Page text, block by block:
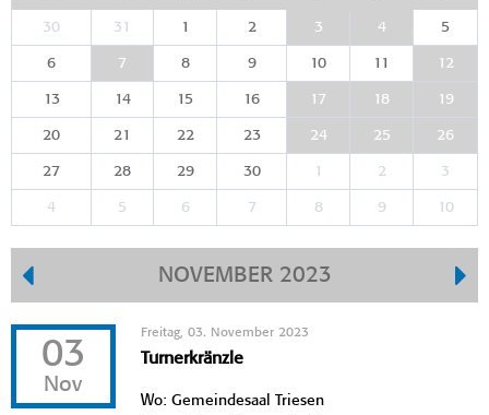
30 31 1 2 3 4 5
6 7 8 9 10 11 12
13 14 15 16 17 18 19
20 21 22 23 24 25 26
27 28 29 30 1 2 3
4 5 6 7 8 9 10
NOVEMBER 2023
03
Nov
Freitag, 03. November 2023
Turnerkränzle
Wo: Gemeindesaal Triesen